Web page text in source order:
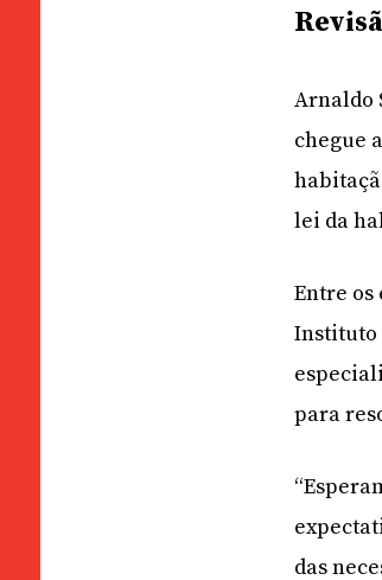
Arnaldo
chegue
lei da
Entre os
Instituto
para
das